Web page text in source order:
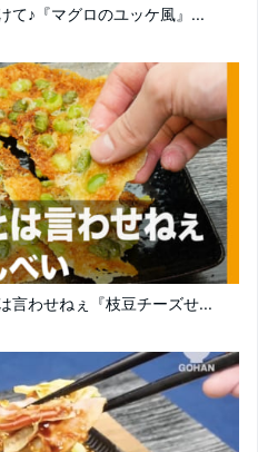
て♪『マグロのユッケ風』...
言わせねぇ『枝豆チーズせ...